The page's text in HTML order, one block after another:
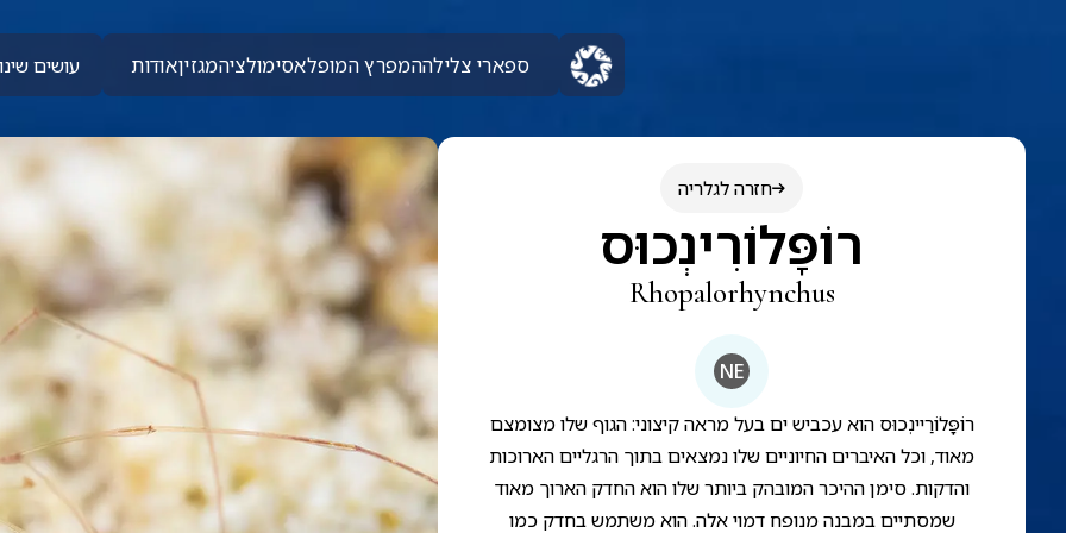
ספארי צלילההמפרץ המופלאסימולציהמגזיןאודות עושים
חזרה לגלריה
רוֹפָּלוֹרִינְכוּס
Rhopalorhynchus
NE
רוֹפָּלוֹרַיינְכוּס הוא עכביש ים בעל מראה קיצוני: הגוף שלו מצומצם
מאוד, וכל האיברים החיוניים שלו נמצאים בתוך הרגליים הארוכות
והדקות. סימן ההיכר המובהק ביותר שלו הוא החדק הארוך מאוד
שמסתיים במבנה מנופח דמוי אלה. הוא משתמש בחדק כמו